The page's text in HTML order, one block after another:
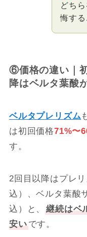
どち
悔する
⑥価格の違い｜
降はベルタ葉酸
ベルタプレリズム
は初回価格71%〜
す。
2回目以降はプレ
込）、ベルタ葉酸
込）と、継続はベ
安いです。